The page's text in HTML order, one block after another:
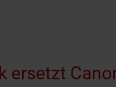
ersetzt